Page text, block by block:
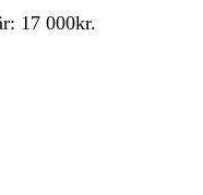
17 000kr.